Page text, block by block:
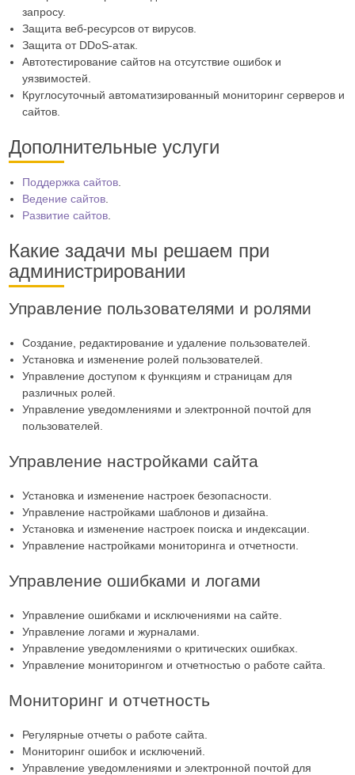
запросу.
Защита веб-ресурсов от вирусов.
Защита от DDoS-атак.
Автотестирование сайтов на отсутствие ошибок и
уязвимостей.
Круглосуточный автоматизированный мониторинг серверов и
сайтов.
Дополнительные услуги
Поддержка сайтов
Ведение сайтов
Развитие сайтов
Какие задачи мы решаем при
администрировании
Управление пользователями и ролями
Создание, редактирование и удаление пользователей.
Установка и изменение ролей пользователей.
Управление доступом к функциям и страницам для
различных ролей.
Управление уведомлениями и электронной почтой для
пользователей.
Управление настройками сайта
Установка и изменение настроек безопасности.
Управление настройками шаблонов и дизайна.
Установка и изменение настроек поиска и индексации.
Управление настройками мониторинга и отчетности.
Управление ошибками и логами
Управление ошибками и исключениями на сайте.
Управление логами и журналами.
Управление уведомлениями о критических ошибках.
Управление мониторингом и отчетностью о работе сайта.
Мониторинг и отчетность
Регулярные отчеты о работе сайта.
Мониторинг ошибок и исключений.
Управление уведомлениями и электронной почтой для